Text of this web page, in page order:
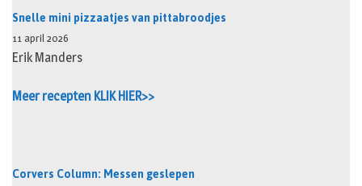
Snelle mini pizzaatjes van pittabroodjes
11 april 2026
Erik Manders
Meer recepten KLIK HIER>>
Corvers Column: Messen geslepen